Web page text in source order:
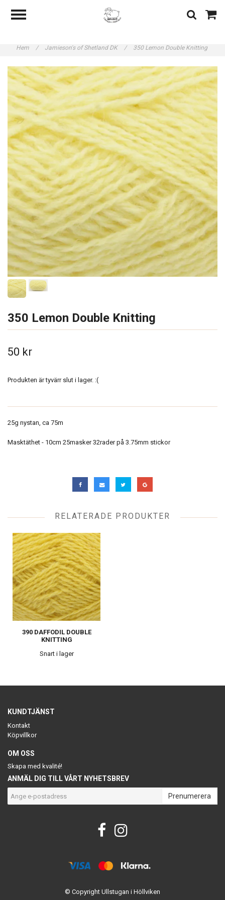
Hem / Jamieson's of Shetland DK / 350 Lemon Double Knitting
350 Lemon Double Knitting
50 kr
Produkten är tyvärr slut i lager. :(
25g nystan, ca 75m
Masktäthet - 10cm 25masker 32rader på 3.75mm stickor
RELATERADE PRODUKTER
390 DAFFODIL DOUBLE
KNITTING
Snart i lager
KUNDTJÄNST
Kontakt
Köpvillkor
OM OSS
Skapa med kvalité!
ANMÄL DIG TILL VÅRT NYHETSBREV
Prenumerera
© Copyright Ullstugan i Höllviken